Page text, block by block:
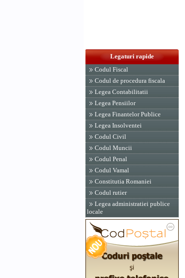
Legaturi rapide
Codul Fiscal
Codul de procedura fiscala
Legea Contabilitatii
Legea Pensiilor
Legea Finantelor Publice
Legea Insolventei
Codul Civil
Codul Muncii
Codul Penal
Codul Vamal
Constitutia Romaniei
Codul rutier
Legea administratiei publice
locale